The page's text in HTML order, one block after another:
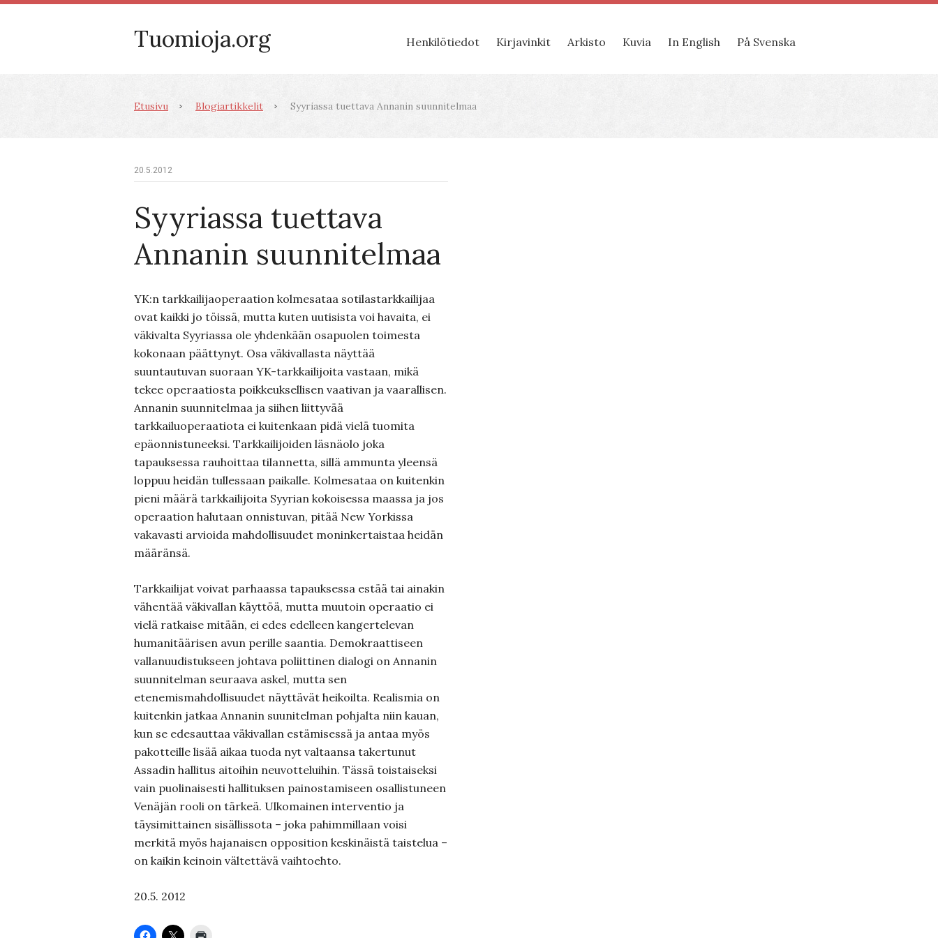
Tuomioja.org Henkilötiedot Kirjavinkit Arkisto Kuvia In English På Svenska
Etusivu Blogiartikkelit Syyriassa tuettava Annanin suunnitelmaa
20.5.2012
Syyriassa tuettava
Annanin suunnitelmaa
YK:n tarkkailijaoperaation kolmesataa sotilastarkkailijaa
ovat kaikki jo töissä, mutta kuten uutisista voi havaita, ei
väkivalta Syyriassa ole yhdenkään osapuolen toimesta
kokonaan päättynyt. Osa väkivallasta näyttää
suuntautuvan suoraan YK-tarkkailijoita vastaan, mikä
tekee operaatiosta poikkeuksellisen vaativan ja vaarallisen.
Annanin suunnitelmaa ja siihen liittyvää
tarkkailuoperaatiota ei kuitenkaan pidä vielä tuomita
epäonnistuneeksi. Tarkkailijoiden läsnäolo joka
tapauksessa rauhoittaa tilannetta, sillä ammunta yleensä
loppuu heidän tullessaan paikalle. Kolmesataa on kuitenkin
pieni määrä tarkkailijoita Syyrian kokoisessa maassa ja jos
operaation halutaan onnistuvan, pitää New Yorkissa
vakavasti arvioida mahdollisuudet moninkertaistaa heidän
määränsä.
Tarkkailijat voivat parhaassa tapauksessa estää tai ainakin
vähentää väkivallan käyttöä, mutta muutoin operaatio ei
vielä ratkaise mitään, ei edes edelleen kangertelevan
humanitäärisen avun perille saantia. Demokraattiseen
vallanuudistukseen johtava poliittinen dialogi on Annanin
suunnitelman seuraava askel, mutta sen
etenemismahdollisuudet näyttävät heikoilta. Realismia on
kuitenkin jatkaa Annanin suunitelman pohjalta niin kauan,
kun se edesauttaa väkivallan estämisessä ja antaa myös
pakotteille lisää aikaa tuoda nyt valtaansa takertunut
Assadin hallitus aitoihin neuvotteluihin. Tässä toistaiseksi
vain puolinaisesti hallituksen painostamiseen osallistuneen
Venäjän rooli on tärkeä. Ulkomainen interventio ja
täysimittainen sisällissota – joka pahimmillaan voisi
merkitä myös hajanaisen opposition keskinäistä taistelua –
on kaikin keinoin vältettävä vaihtoehto.
20.5. 2012